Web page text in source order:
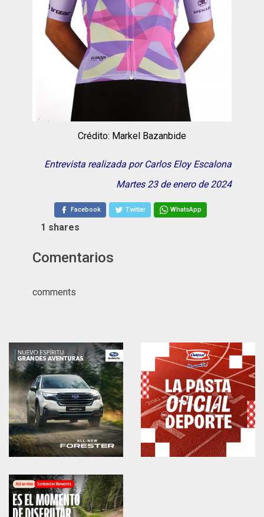
Crédito: Markel Bazanbide
Entrevista realizada por Carlos Eloy Escalona
Martes 23 de enero de 2024
Facebook Twitter WhatsApp
1 shares
Comentarios
comments